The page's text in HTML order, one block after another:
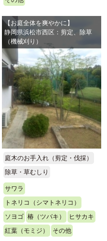
【お庭全体を爽やかに】
静岡県浜松市西区：剪定、除草
（機械刈り）
庭木のお手入れ（剪定・伐採）
除草・草むしり
サワラ
トネリコ（シマトネリコ）
ソヨゴ 椿（ツバキ）
ヒサカキ
紅葉（モミジ）
その他